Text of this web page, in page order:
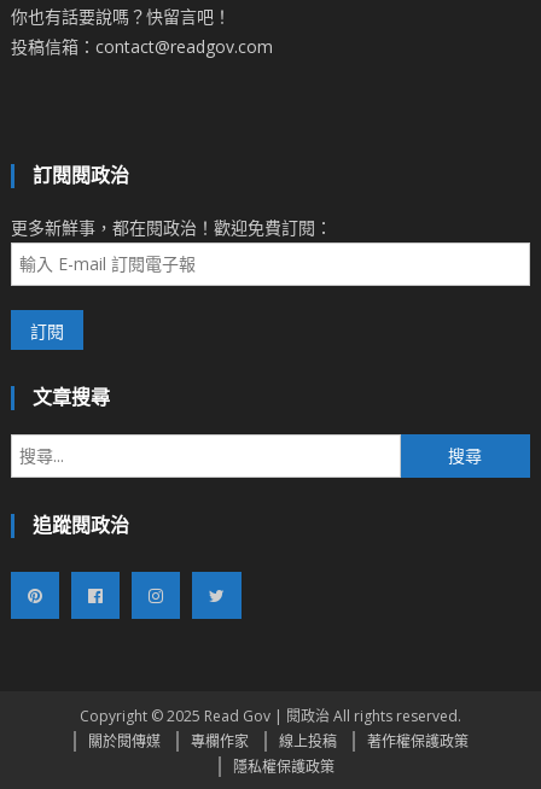
你也有話要說嗎？快留言吧！
投稿信箱：contact@readgov.com
訂閱閱政治
更多新鮮事，都在閱政治！歡迎免費訂閱：
文章搜尋
尋
追蹤閱政治
Copyright © 2025 Read Gov | 閱政治 All rights reserved.
關於閱傳媒
專欄作家 線上投稿
著作權保護政策
隱私權保護政策